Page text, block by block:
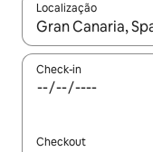
Localização
Quando os
Check-in
Checkout